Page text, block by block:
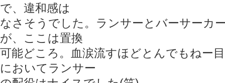
で、違和感は
なさそうでした。ランサーとバーサーカ
が、ここは置換
可能どころ。血涙流すほどとんでもねー
においてランサー